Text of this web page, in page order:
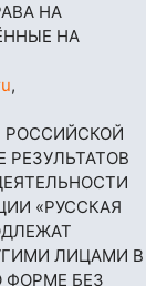
НА
НА
,
РОССИЙСКОЙ
РЕЗУЛЬТАТОВ
«РУССКАЯ
ЛИЦАМИ В
ФОРМЕ БЕЗ